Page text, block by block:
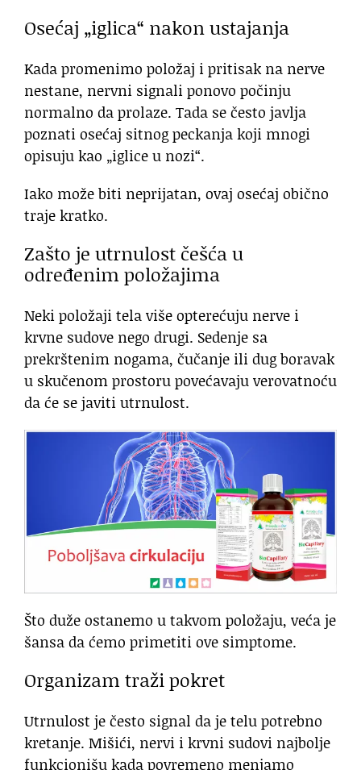
Osećaj „iglica“ nakon ustajanja
Kada promenimo položaj i pritisak na nerve
nestane, nervni signali ponovo počinju
normalno da prolaze. Tada se često javlja
poznati osećaj sitnog peckanja koji mnogi
opisuju kao „iglice u nozi“.
Iako može biti neprijatan, ovaj osećaj obično
traje kratko.
Zašto je utrnulost češća u
određenim položajima
Neki položaji tela više opterećuju nerve i
krvne sudove nego drugi. Sedenje sa
prekrštenim nogama, čučanje ili dug boravak
u skučenom prostoru povećavaju verovatnoću
da će se javiti utrnulost.
Što duže ostanemo u takvom položaju, veća je
šansa da ćemo primetiti ove simptome.
Organizam traži pokret
Utrnulost je često signal da je telu potrebno
kretanje. Mišići, nervi i krvni sudovi najbolje
funkcionišu kada povremeno menjamo